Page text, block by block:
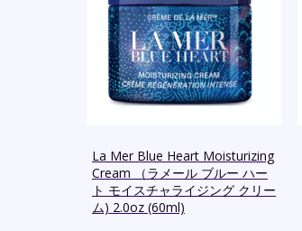
La Mer Blue Heart Moisturizing
Cream （ラメール ブルー ハー
ト モイスチャライジング クリー
ム) 2.0oz (60ml)